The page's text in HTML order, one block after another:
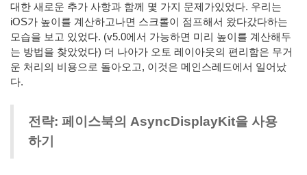
대한 새로운 추가 사항과 함께 몇 가지 문제가있었다. 우리는
iOS가 높이를 계산하고나면 스크롤이 점프해서 왔다갔다하는
모습을 보고 있었다. (v5.0에서 가능하면 미리 높이를 계산해두
는 방법을 찾았었다) 더 나아가 오토 레이아웃의 편리함은 무거
운 처리의 비용으로 돌아오고, 이것은 메인스레드에서 일어났
다.
전략: 페이스북의 AsyncDisplayKit을 사용
하기